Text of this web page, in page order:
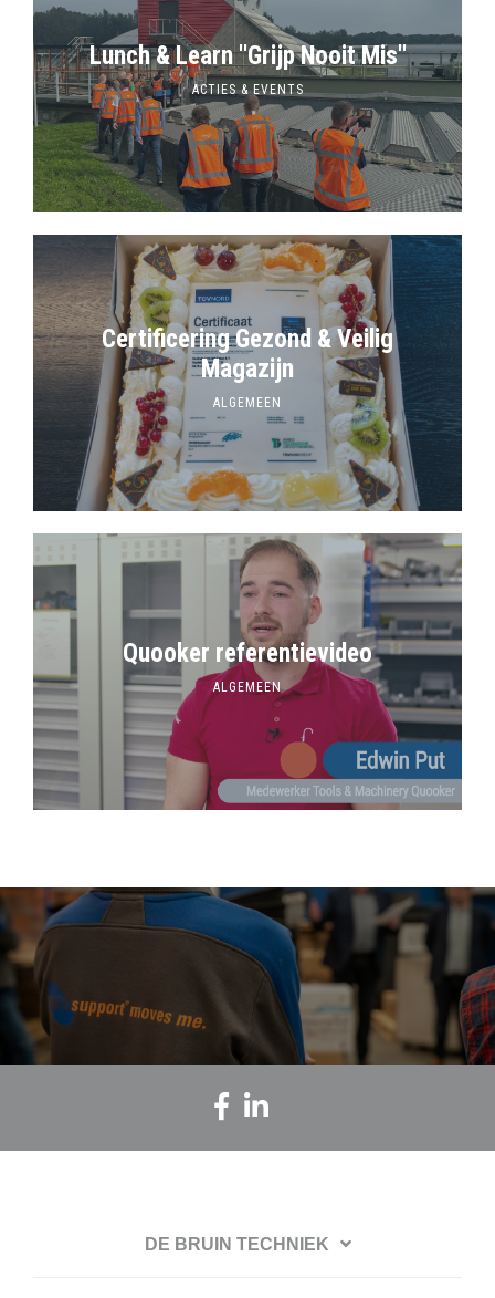
Lunch & Learn ''Grijp Nooit Mis''
ACTIES & EVENTS
Certificering Gezond & Veilig
Magazijn
ALGEMEEN
Quooker referentievideo
ALGEMEEN
DE BRUIN TECHNIEK